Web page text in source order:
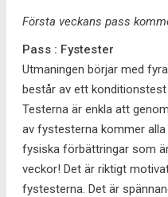
Första veckans pass
Pass : Fystester
Utmaningen börjar med
består av ett
Testerna är enkla att
av fystesterna kommer
fysiska förbättringar som
veckor! Det är riktigt
fystesterna. Det är